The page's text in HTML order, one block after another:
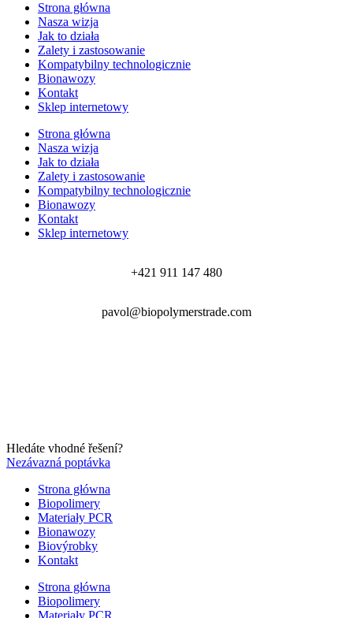
Strona główna
Nasza wizja
Jak to działa
Zalety i zastosowanie
Kompatybilny technologicznie
Bionawozy
Kontakt
Sklep internetowy
Strona główna
Nasza wizja
Jak to działa
Zalety i zastosowanie
Kompatybilny technologicznie
Bionawozy
Kontakt
Sklep internetowy
+421 911 147 480
pavol@biopolymerstrade.com
Hledáte vhodné řešení?
Nezávazná poptávka
Strona główna
Biopolimery
Materiały PCR
Bionawozy
Biovýrobky
Kontakt
Strona główna
Biopolimery